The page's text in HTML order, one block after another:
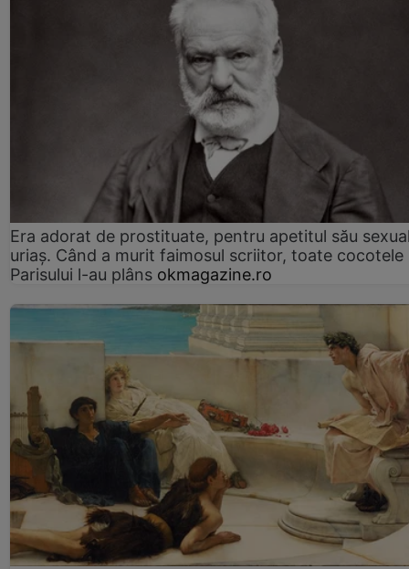
Era adorat de prostituate, pentru apetitul său
uriaș. Când a murit faimosul scriitor, toate cocotele
Parisului l-au plâns okmagazine.ro